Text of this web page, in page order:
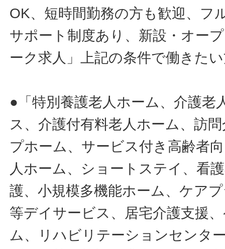
OK、短時間勤務の方も歓迎、フ
サポート制度あり、新設・オー
ーク求人」上記の条件で働きた
●「特別養護老人ホーム、介護老
ス、介護付有料老人ホーム、訪
プホーム、サービス付き高齢者
人ホーム、ショートステイ、看
護、小規模多機能ホーム、ケア
等デイサービス、居宅介護支援
ム、リハビリテーションセンタ